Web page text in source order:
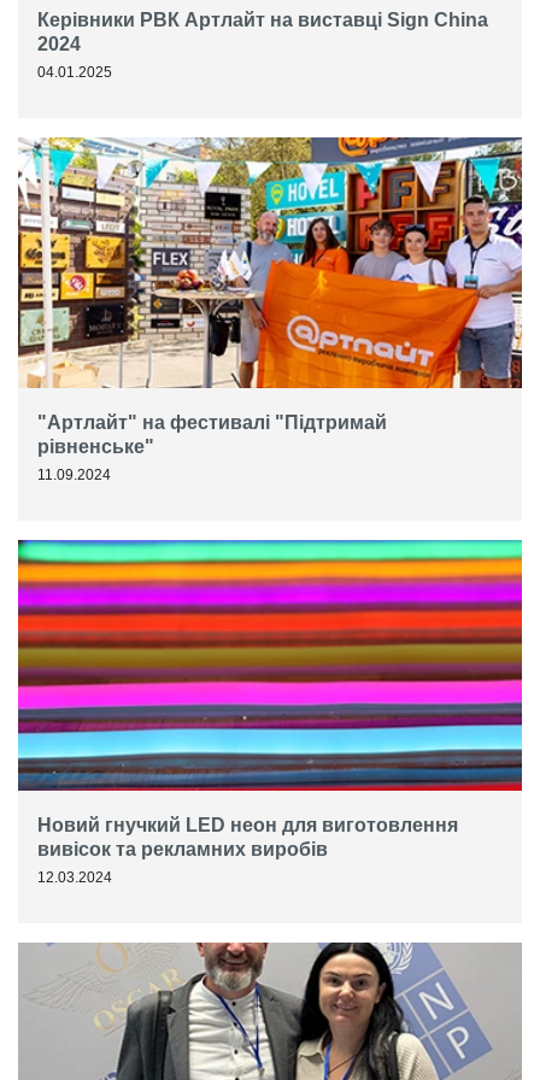
Керівники РВК Артлайт на виставці Sign China
2024
04.01.2025
"Артлайт" на фестивалі "Підтримай
рівненське"
11.09.2024
Новий гнучкий LED неон для виготовлення
вивісок та рекламних виробів
12.03.2024